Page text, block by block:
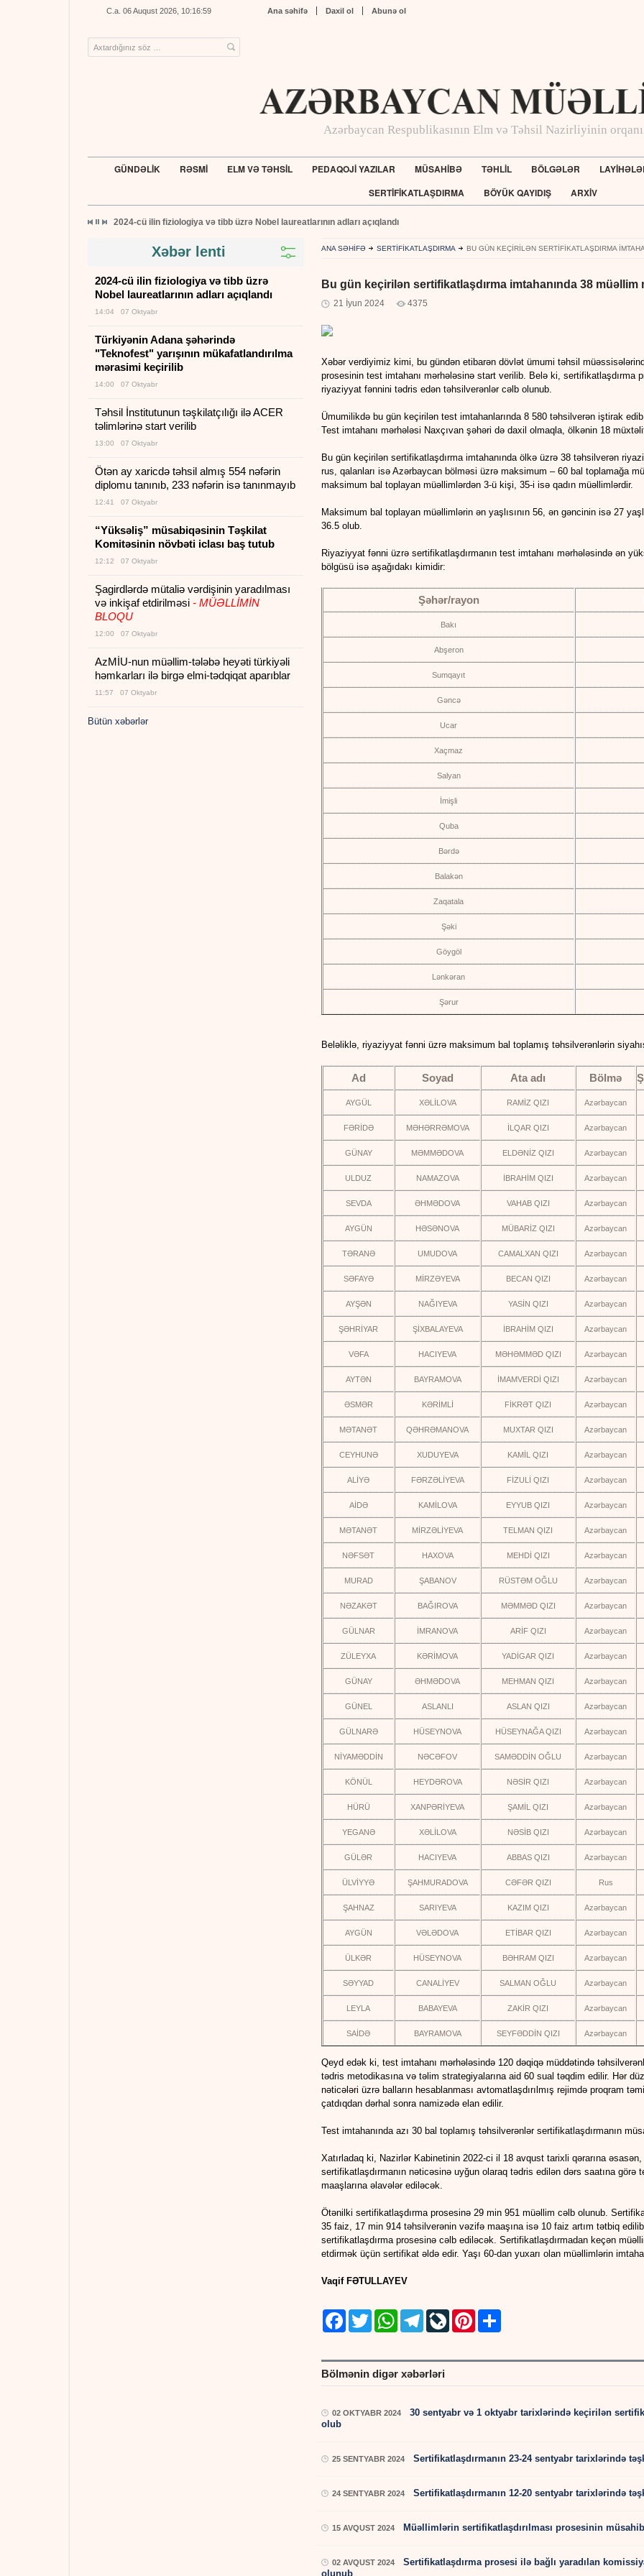
C.a. 06 Auqust 2026, 10:16:59 Ana səhifə Daxil ol Abunə ol
Azərbaycan Respublikasının Elm və Təhsil Nazirliyinin orqanı
GÜNDƏLİK RƏSMİ ELM VƏ TƏHSİL PEDAQOJİ YAZILAR MÜSAHİBƏ TƏHLİL BÖLGƏLƏR
SERTİFİKATLAŞDIRMA
BÖYÜK QAYIDIŞ ARXİV
2024-cü ilin fiziologiya və tibb üzrə Nobel laureatlarının adları açıqlandı
ANA SƏHİFƏ SERTİFİKATLAŞDIRMA BU GÜN KEÇIRILƏN SERTIFIKATLAŞDIRMA
Bu gün keçirilən sertifikatlaşdırma imtahanında 38 müəllim
21 İyun 2024 4375
Xəbər verdiyimiz kimi, bu gündən etibarən dövlət ümumi təhsil
prosesinin test imtahanı mərhələsinə start verilib. Belə ki, sertifikatlaşdırma
riyaziyyat fənnini tədris edən təhsilverənlər cəlb olunub.
Ümumilikdə bu gün keçirilən test imtahanlarında 8 580 təhsilverən iştirak
Test imtahanı mərhələsi Naxçıvan şəhəri də daxil olmaqla, ölkənin 18
Bu gün keçirilən sertifikatlaşdırma imtahanında ölkə üzrə 38 təhsilverən
rus, qalanları isə Azərbaycan bölməsi üzrə maksimum – 60 bal toplamağa
maksimum bal toplayan müəllimlərdən 3-ü kişi, 35-i isə qadın müəllimlərdir.
Maksimum bal toplayan müəllimlərin ən yaşlısının 56, ən gəncinin isə 27
36.5 olub.
Riyaziyyat fənni üzrə sertifikatlaşdırmanın test imtahanı mərhələsində ən
bölgüsü isə aşağıdakı kimidir:
Şəhər/rayon
Bakı
Abşeron
Sumqayıt
Gəncə
Ucar
Xaçmaz
Salyan
İmişli
Quba
Bərdə
Balakən
Zaqatala
Şəki
Göygöl
Lənkəran
Şərur
Beləliklə, riyaziyyat fənni üzrə maksimum bal toplamış təhsilverənlərin
Ad Soyad Ata adı Bölmə
AYGÜL XƏLİLOVA RAMİZ QIZI Azərbaycan
FƏRİDƏ MƏHƏRRƏMOVA İLQAR QIZI Azərbaycan
GÜNAY MƏMMƏDOVA ELDƏNİZ QIZI Azərbaycan
ULDUZ NAMAZOVA İBRAHİM QIZI Azərbaycan
SEVDA ƏHMƏDOVA VAHAB QIZI Azərbaycan
AYGÜN HƏSƏNOVA MÜBARİZ QIZI Azərbaycan
TƏRANƏ UMUDOVA CAMALXAN QIZI Azərbaycan
SƏFAYƏ MİRZƏYEVA BECAN QIZI Azərbaycan
AYŞƏN NAĞIYEVA YASİN QIZI Azərbaycan
ŞƏHRİYAR ŞİXBALAYEVA İBRAHİM QIZI Azərbaycan
VƏFA HACIYEVA MƏHƏMMƏD QIZI Azərbaycan
AYTƏN BAYRAMOVA İMAMVERDİ QIZI Azərbaycan
ƏSMƏR KƏRİMLİ FİKRƏT QIZI Azərbaycan
MƏTANƏT QƏHRƏMANOVA MUXTAR QIZI Azərbaycan
CEYHUNƏ XUDUYEVA KAMİL QIZI Azərbaycan
ALİYƏ FƏRZƏLİYEVA FİZULİ QIZI Azərbaycan
AİDƏ KAMİLOVA EYYUB QIZI Azərbaycan
MƏTANƏT MİRZƏLİYEVA TELMAN QIZI Azərbaycan
NƏFSƏT HAXOVA MEHDİ QIZI Azərbaycan
MURAD ŞABANOV RÜSTƏM OĞLU Azərbaycan
NƏZAKƏT BAĞIROVA MƏMMƏD QIZI Azərbaycan
GÜLNAR İMRANOVA ARİF QIZI Azərbaycan
ZÜLEYXA KƏRİMOVA YADİGAR QIZI Azərbaycan
GÜNAY ƏHMƏDOVA MEHMAN QIZI Azərbaycan
GÜNEL ASLANLI ASLAN QIZI Azərbaycan
GÜLNARƏ HÜSEYNOVA HÜSEYNAĞA QIZI Azərbaycan
NİYAMƏDDİN NƏCƏFOV SAMƏDDİN OĞLU Azərbaycan
KÖNÜL HEYDƏROVA NƏSİR QIZI Azərbaycan
HÜRÜ XANPƏRİYEVA ŞAMİL QIZI Azərbaycan
YEGANƏ XƏLİLOVA NƏSİB QIZI Azərbaycan
GÜLƏR HACIYEVA ABBAS QIZI Azərbaycan
ÜLVİYYƏ ŞAHMURADOVA CƏFƏR QIZI Rus
ŞAHNAZ SARIYEVA KAZIM QIZI Azərbaycan
AYGÜN VƏLƏDOVA ETİBAR QIZI Azərbaycan
ÜLKƏR HÜSEYNOVA BƏHRAM QIZI Azərbaycan
SƏYYAD CANALİYEV SALMAN OĞLU Azərbaycan
LEYLA BABAYEVA ZAKİR QIZI Azərbaycan
SAİDƏ BAYRAMOVA SEYFƏDDİN QIZI Azərbaycan
Qeyd edək ki, test imtahanı mərhələsində 120 dəqiqə müddətində
tədris metodikasına və təlim strategiyalarına aid 60 sual təqdim edilir. Hər
nəticələri üzrə balların hesablanması avtomatlaşdırılmış rejimdə proqram
çatdıqdan dərhal sonra namizədə elan edilir.
Test imtahanında azı 30 bal toplamış təhsilverənlər sertifikatlaşdırmanın
Xatırladaq ki, Nazirlər Kabinetinin 2022-ci il 18 avqust tarixli qərarına
sertifikatlaşdırmanın nəticəsinə uyğun olaraq tədris edilən dərs saatına
maaşlarına əlavələr ediləcək.
Ötənilki sertifikatlaşdırma prosesinə 29 min 951 müəllim cəlb olunub.
35 faiz, 17 min 914 təhsilverənin vəzifə maaşına isə 10 faiz artım tətbiq
sertifikatlaşdırma prosesinə cəlb ediləcək. Sertifikatlaşdırmadan keçən
etdirmək üçün sertifikat əldə edir. Yaşı 60-dan yuxarı olan müəllimlərin
Vaqif FƏTULLAYEV
FacebookTwitter WhatsAppTelegramLiveJournalPinterest
Bölmənin digər xəbərləri
02 OKTYABR 2024
30 sentyabr və 1 oktyabr tarixlərində keçirilən
olub
25 SENTYABR 2024 Sertifikatlaşdırmanın 23-24 sentyabr tarixlərində
24 SENTYABR 2024 Sertifikatlaşdırmanın 12-20 sentyabr tarixlərində
15 AVQUST 2024 Müəllimlərin sertifikatlaşdırılması prosesinin
02 AVQUST 2024
Sertifikatlaşdırma prosesi ilə bağlı yaradılan
olunub
Xəbər lenti
2024-cü ilin fiziologiya və tibb üzrə
Nobel laureatlarının adları açıqlandı
14:04 07 Oktyabr
Türkiyənin Adana şəhərində
"Teknofest" yarışının mükafatlandırılma
mərasimi keçirilib
14:00 07 Oktyabr
Təhsil İnstitutunun təşkilatçılığı ilə ACER
təlimlərinə start verilib
13:00 07 Oktyabr
Ötən ay xaricdə təhsil almış 554 nəfərin
diplomu tanınıb, 233 nəfərin isə tanınmayıb
12:41 07 Oktyabr
“Yüksəliş” müsabiqəsinin Təşkilat
Komitəsinin növbəti iclası baş tutub
12:12 07 Oktyabr
Şagirdlərdə mütaliə vərdişinin yaradılması
və inkişaf etdirilməsi - MÜƏLLİMİN
BLOQU
12:00 07 Oktyabr
AzMİU-nun müəllim-tələbə heyəti türkiyəli
həmkarları ilə birgə elmi-tədqiqat aparıblar
11:57 07 Oktyabr
Bütün xəbərlər